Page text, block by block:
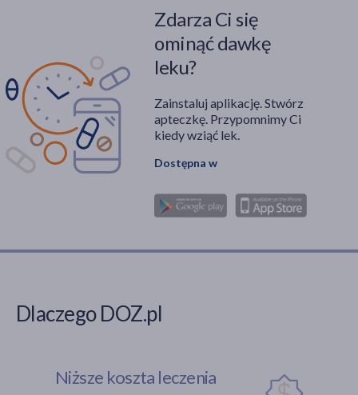
Zdarza Ci się
ominąć dawkę
leku?
Zainstaluj aplikację. Stwórz
apteczkę. Przypomnimy Ci
kiedy wziąć lek.
Dostępna w
Dlaczego DOZ.pl
Niższe koszta leczenia